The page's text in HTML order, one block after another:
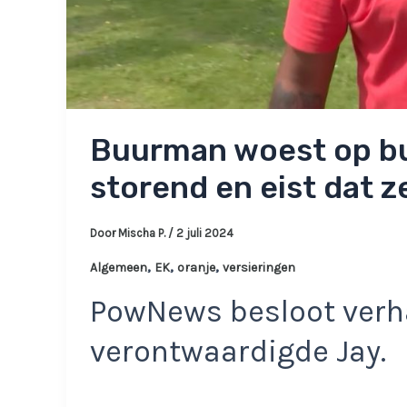
Buurman woest op
storend en eist dat
Door Mischa P. / 2 juli 2024
Algemeen, EK, oranje, versieringen
PowNews besloot
verontwaardigde Jay.